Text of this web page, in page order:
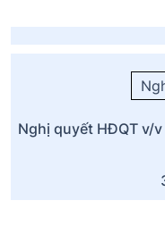
Nghị quyết HĐQT v/